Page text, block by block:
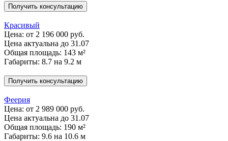
Получить консультацию
Красивый
Цена: от 2 196 000 руб.
Цена актуальна до 31.07
Общая площадь: 143 м²
Габариты: 8.7 на 9.2 м
Получить консультацию
Феерия
Цена: от 2 989 000 руб.
Цена актуальна до 31.07
Общая площадь: 190 м²
Габариты: 9.6 на 10.6 м